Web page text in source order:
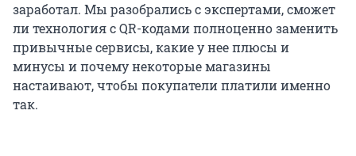
заработал. Мы разобрались с экспертами, сможет
ли технология с QR-кодами полноценно заменить
привычные сервисы, какие у нее плюсы и
минусы и почему некоторые магазины
настаивают, чтобы покупатели платили именно
так.